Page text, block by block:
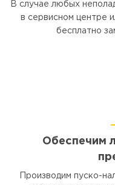
В случае любых
в сервисном центре
бесплатно
Обеспечим
Производим пуско-